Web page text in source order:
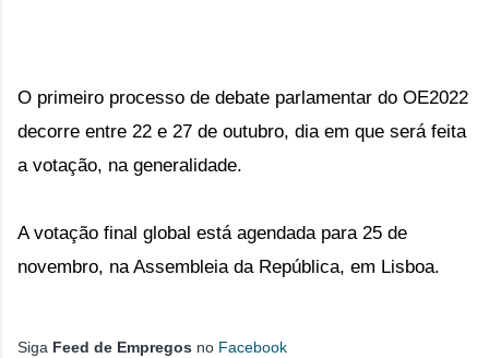
O primeiro processo de debate parlamentar do OE2022
decorre entre 22 e 27 de outubro, dia em que será feita
a votação, na generalidade.
A votação final global está agendada para 25 de
novembro, na Assembleia da República, em Lisboa.
Siga Feed de Empregos no Facebook